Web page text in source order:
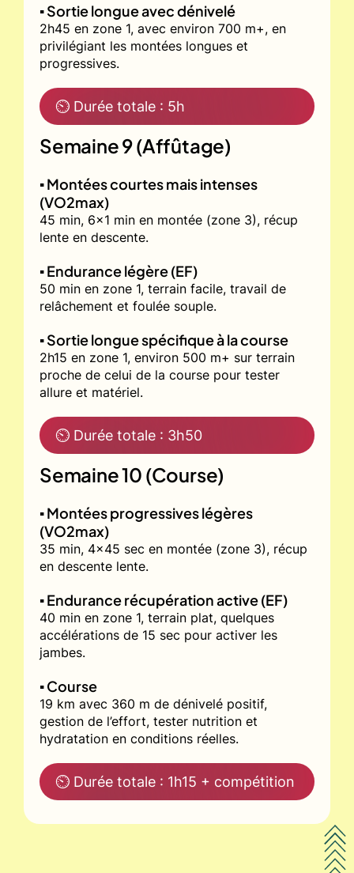
▪️ Sortie longue avec dénivelé
2h45 en zone 1, avec environ 700 m+, en
privilégiant les montées longues et
progressives.
⏲ Durée totale : 5h
Semaine 9 (Affûtage)
▪️ Montées courtes mais intenses
(VO2max)
45 min, 6x1 min en montée (zone 3), récup
lente en descente.
▪️ Endurance légère (EF)
50 min en zone 1, terrain facile, travail de
relâchement et foulée souple.
▪️ Sortie longue spécifique à la course
2h15 en zone 1, environ 500 m+ sur terrain
proche de celui de la course pour tester
allure et matériel.
⏲ Durée totale : 3h50
Semaine 10 (Course)
▪️ Montées progressives légères
(VO2max)
35 min, 4x45 sec en montée (zone 3), récup
en descente lente.
▪️ Endurance récupération active (EF)
40 min en zone 1, terrain plat, quelques
accélérations de 15 sec pour activer les
jambes.
▪️ Course
19 km avec 360 m de dénivelé positif,
gestion de l’effort, tester nutrition et
hydratation en conditions réelles.
⏲ Durée totale : 1h15 + compétition